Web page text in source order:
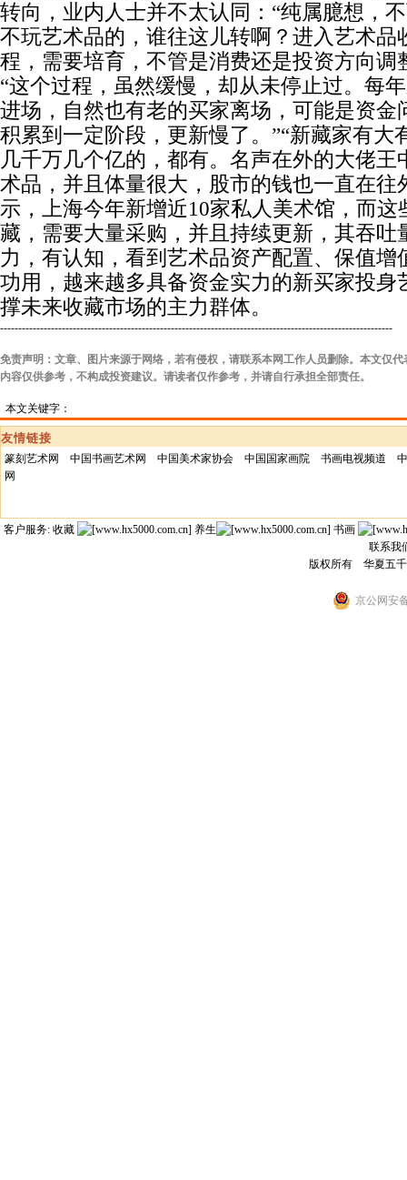
转向，业内人士并不太认同：“纯属臆想，
不玩艺术品的，谁往这儿转啊？进入艺术品
程，需要培育，不管是消费还是投资方向调
“这个过程，虽然缓慢，却从未停止过。每
进场，自然也有老的买家离场，可能是资金
积累到一定阶段，更新慢了。”“新藏家有大
几千万几个亿的，都有。名声在外的大佬王
术品，并且体量很大，股市的钱也一直在往
示，上海今年新增近10家私人美术馆，而这
藏，需要大量采购，并且持续更新，其吞吐
力，有认知，看到艺术品资产配置、保值增
功用，越来越多具备资金实力的新买家投身
撑未来收藏市场的主力群体。
------------------------------------------------------------------------------------------------------------
免责声明：文章、图片来源于网络，若有侵权，请联系本网工作人员删除。本文仅
内容仅供参考，不构成投资建议。请读者仅作参考，并请自行承担全部责任。
本文关键字：
友情链接
篆刻艺术网 中国书画艺术网 中国美术家协会 中国国家画院 书画电视频道
网
客户服务: 收藏 养生
书画
联系我
版权所有 华夏五
京公网安